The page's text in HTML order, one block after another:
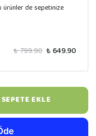
de sepetinize
₺ 799.90 ₺ 649.90
SEPETE EKLE